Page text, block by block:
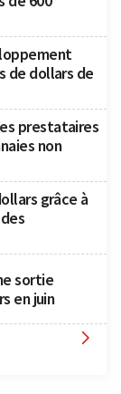
de dollars de
prestataires
non
grâce à
sortie
en juin
